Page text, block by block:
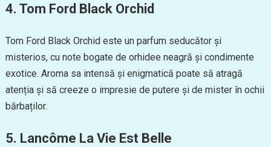
4. Tom Ford Black Orchid
Tom Ford Black Orchid este un parfum seducător și
misterios, cu note bogate de orhidee neagră și condimente
exotice. Aroma sa intensă și enigmatică poate să atragă
atenția și să creeze o impresie de putere și de mister în ochii
bărbaților.
5. Lancôme La Vie Est Belle